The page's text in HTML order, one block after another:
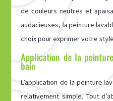
de couleurs neutres et
audacieuses, la peinture
choix pour exprimer votre
Application de la
bain
L’application de la peinture
relativement simple. Tout